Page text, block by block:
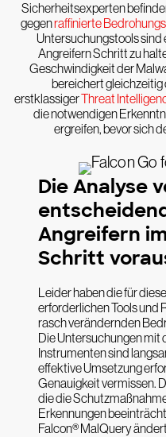
Sicherheitsexperten
gegenraffinierte
Untersuchungstools sind
Angreifern Schritt zu
Geschwindigkeit der
bereichert
erstklassigerThreat
die notwendigen
ergreifen, bevor sich
Die Analyse
Angreifern
Schritt
Leider haben die für
erforderlichen Tools und
rasch verändernden
Die Untersuchungen mit
Instrumenten sind
effektive Umsetzung
Genauigkeit vermissen.
die die
Erkennungen
Falcon® MalQuery